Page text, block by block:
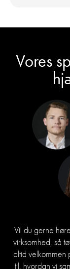
Vores
Vil du gerne
virksomhed, så
altid velkommen
til, hvordan vi